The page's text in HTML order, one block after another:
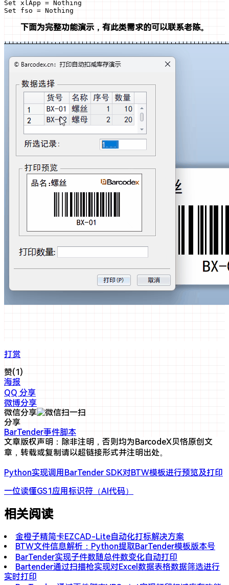
Set xlApp = Nothing
Set fso = Nothing
下面为完整功能演示，有此类需求的可以联系老陈。
打赏
赞(1)
海报
QQ 分享
微博分享
微信分享
分享
BarTender事件脚本
文章版权声明：除非注明，否则均为BarcodeX贝恪原创文
章，转载或复制请以超链接形式并注明出处。
Python实现调用BarTender SDK对BTW模板进行预览及打印
一位读懂GS1应用标识符（AI代码）
相关阅读
金橙子精简卡EZCAD-Lite自动化打标解决方案
​​BTW文件信息解析：Python提取BarTender模板版本号​
BarTender实现子件数随总件数变化自动打印
Bartender通过扫描枪实现对Excel数据表格数据筛选进行
实时打印